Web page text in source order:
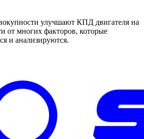
улучшают КПД двигателя на
от многих факторов, которые
и анализируются.